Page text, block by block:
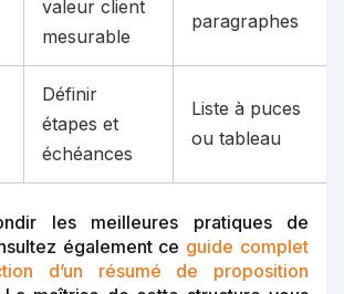
valeur client
mesurable
paragraphes
Définir
étapes et
échéances
Liste à puces
ou tableau
les meilleures pratiques de
également ce guide complet
d’un résumé de proposition